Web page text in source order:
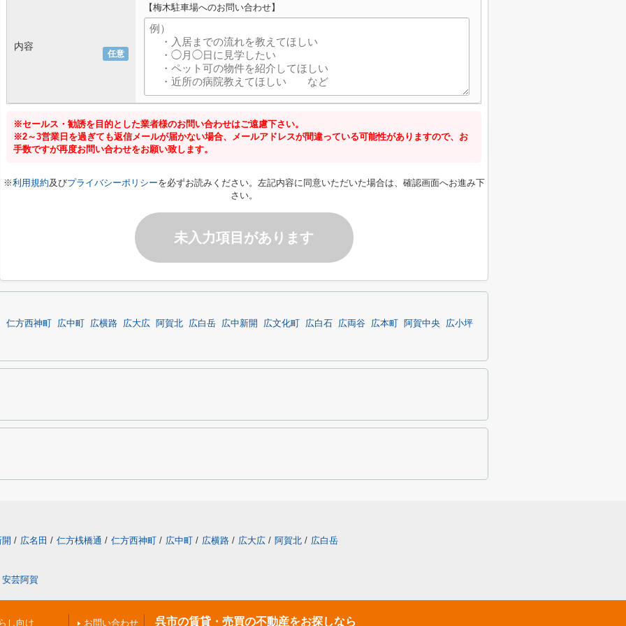
任意
内容
【梅木駐車場へのお問い合わせ】
※セールス・勧誘を目的とした業者様のお問い合わせはご遠慮下さい。
※2～3営業日を過ぎても返信メールが届かない場合、メールアドレスが間違っている可能性がありますので、お
手数ですが再度お問い合わせをお願い致します。
※利用規約及びプライバシーポリシーを必ずお読みください。左記内容に同意いただいた場合は、確認画面へお進み下
さい。
未入力項目があります
仁方西神町 広中町 広横路 広大広 阿賀北 広白岳 広中新開 広文化町 広白石 広両谷 広本町 阿賀中央
広小坪
/ 広名田 / 仁方桟橋通 / 仁方西神町 / 広中町 / 広横路 / 広大広 / 阿賀北 / 広白岳
安芸阿賀
し向け お問い合わせ 呉市の賃貸・売買の不動産をお探しなら